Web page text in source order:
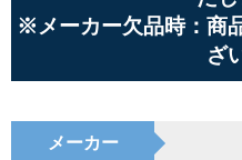
※メーカー欠品時：商
ざ
メーカー